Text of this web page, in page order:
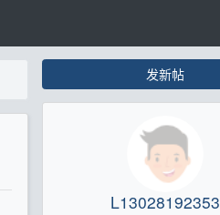
发新帖
L13028192353